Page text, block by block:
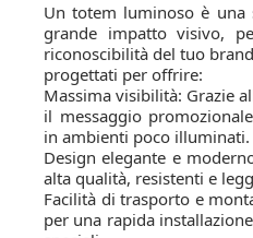
Un totem luminoso è una
grande impatto visivo,
riconoscibilità del tuo
progettati per offrire:
Massima visibilità: Grazie
il messaggio
in ambienti poco illuminati.
Design elegante e
alta qualità, resistenti e
Facilità di trasporto e
per una rapida